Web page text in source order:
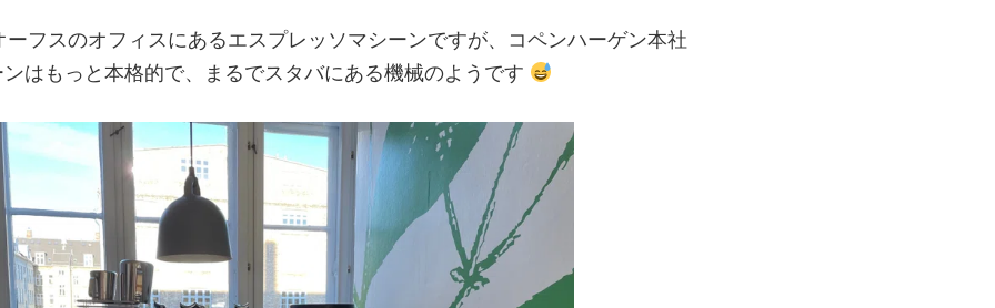
フスのオフィスにあるエスプレッソマシーンですが、コペンハーゲン本社
はもっと本格的で、まるでスタバにある機械のようです